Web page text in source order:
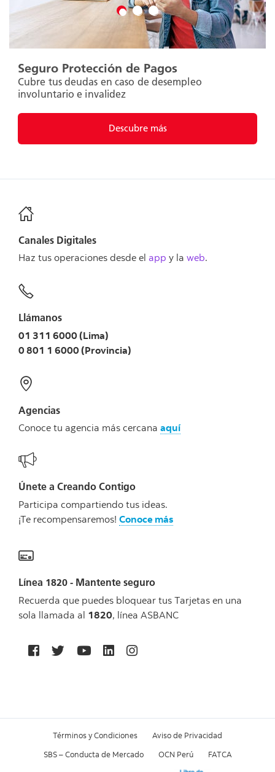
Seguro Protección de Pagos
Cubre tus deudas en caso de desempleo
involuntario e invalidez
Descubre más
Canales Digitales
Haz tus operaciones desde el app y la web.
Llámanos
01 311 6000 (Lima)
0 801 1 6000 (Provincia)
Agencias
Conoce tu agencia más cercana aquí
Únete a Creando Contigo
Participa compartiendo tus ideas.
¡Te recompensaremos! Conoce más
Línea 1820 - Mantente seguro
Recuerda que puedes bloquear tus Tarjetas en una
sola llamada al 1820, línea ASBANC
Términos y Condiciones Aviso de Privacidad
SBS – Conducta de Mercado OCN Perú FATCA